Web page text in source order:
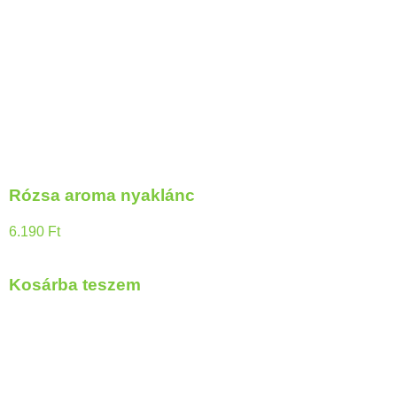
Rózsa aroma nyaklánc
6.190 Ft
Kosárba teszem